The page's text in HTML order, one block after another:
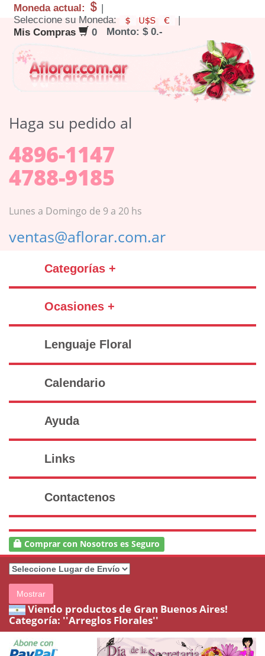
Moneda actual:
|
Seleccione su Moneda:
|
Mis Compras
0 Monto: $ 0.-
Haga su pedido al
4896-1147
4788-9185
Lunes a Domingo de 9 a 20 hs
ventas@aflorar.com.ar
Categorías +
Ocasiones +
Lenguaje Floral
Calendario
Ayuda
Links
Contactenos
Comprar con Nosotros es Seguro
Mostrar
Viendo productos de Gran Buenos Aires!
Categoría: ''Arreglos Florales''